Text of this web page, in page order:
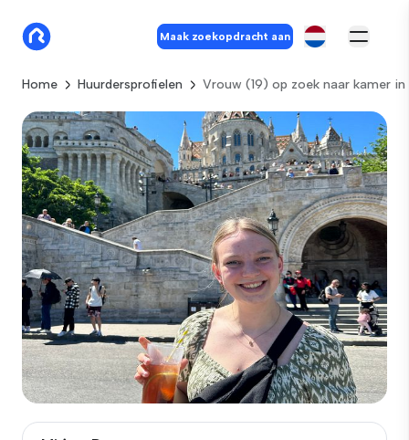
Maak zoekopdracht aan
Home Huurdersprofielen Vrouw (19) op zoek naar kamer